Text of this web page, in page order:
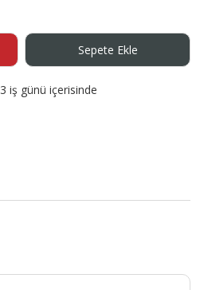
Sepete Ekle
3 iş günü içerisinde